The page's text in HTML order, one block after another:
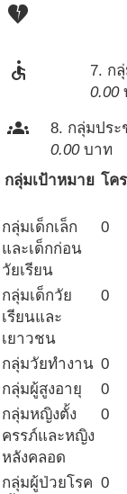
heart_broken
accessible 7. ก
0.00
groups 8. กลุ่มปร
0.00บาท
กลุ่มเป้าหมาย โค
กลุ่มเด็กเล็ก
และเด็กก่อน
วัยเรียน
0
กลุ่มเด็กวัย
เรียนและ
เยาวชน
0
กลุ่มวัยทำงาน 0
กลุ่มผู้สูงอายุ
0
กลุ่มหญิงตั้ง
ครรภ์และหญิง
หลังคลอด
0
กลุ่มผู้ป่วยโรค 0